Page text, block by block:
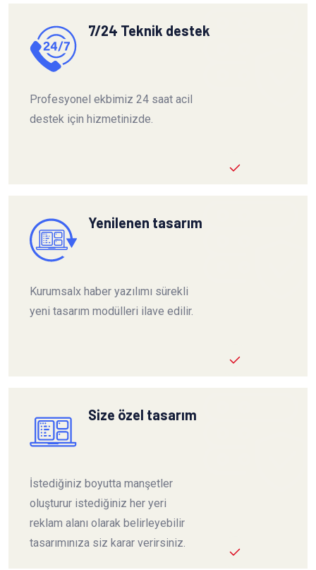
7/24 Teknik destek
Profesyonel ekbimiz 24 saat acil
destek için hizmetinizde.
Yenilenen tasarım
Kurumsalx haber yazılımı sürekli
yeni tasarım modülleri ilave edilir.
Size özel tasarım
İstediğiniz boyutta manşetler
oluşturur istediğiniz her yeri
reklam alanı olarak belirleyebilir
tasarımınıza siz karar verirsiniz.